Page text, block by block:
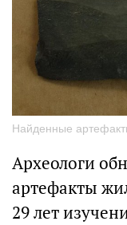
Найденные
Археологи
артефакты
29 лет